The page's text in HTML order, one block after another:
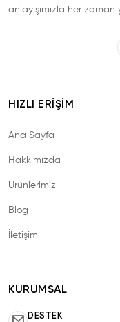
anlayışımızla her zaman
HIZLI ERIŞIM
Ana Sayfa
Hakkımızda
Ürünlerimiz
Blog
İletişim
KURUMSAL
DESTEK